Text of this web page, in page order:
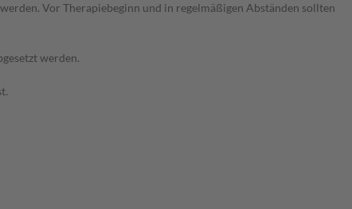
Vor Therapiebeginn und in regelmäßigen Abständen sollten
werden.